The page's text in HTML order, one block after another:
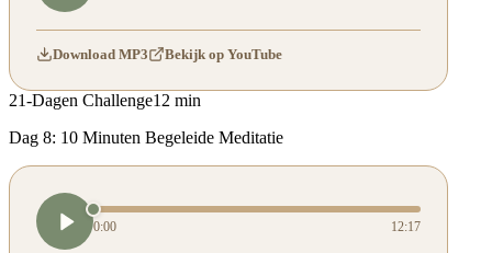
Download MP3 Bekijk op YouTube
21-Dagen Challenge12 min
Dag 8: 10 Minuten Begeleide Meditatie
0:00 12:17